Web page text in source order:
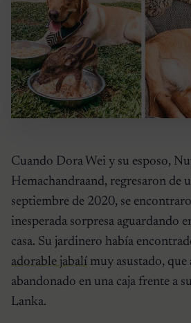
Cuando Dora Wei y su esposo,
Hemachandraand, regresaron de
septiembre de 2020, se
inesperada sorpresa aguardando
casa. Su jardinero había
adorable jabalí muy asustado,
abandonado en una caja frente a
Lanka.